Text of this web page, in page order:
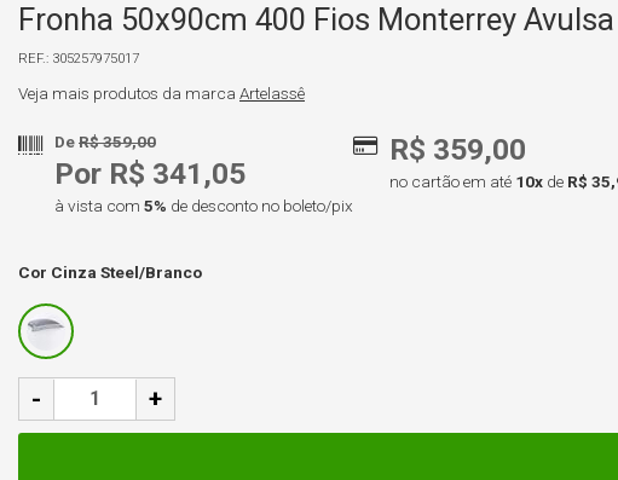
Fronha 50x90cm 400 Fios Monterrey
305257975017
Veja mais produtos da marca Artelassê
DeR$ 359,00
Por R$ 341,05
à vista com 5% de desconto no boleto/pix
R$ 359,00
no cartão em até 10x de R$
Cor Cinza Steel/Branco
- +